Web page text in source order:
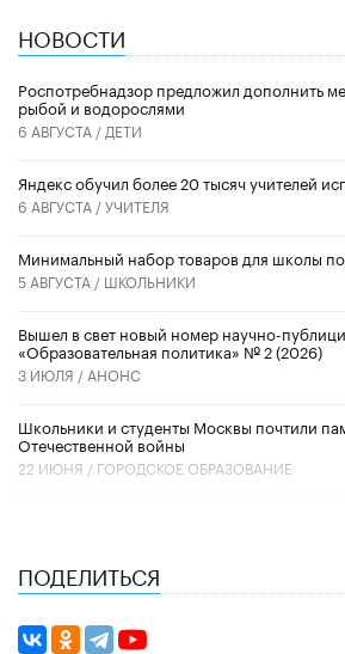
НОВОСТИ
Роспотребнадзор предложил дополнить
рыбой и водорослями
6 АВГУСТА / ДЕТИ
​Яндекс обучил более 20 тысяч учителей
6 АВГУСТА /УЧИТЕЛЯ
Минимальный набор товаров для школы
5 АВГУСТА / ШКОЛЬНИКИ
Вышел в свет новый номер научно-
«Образовательная политика» № 2 (2026)
3 ИЮЛЯ / АНОНС
Школьники и студенты Москвы почтили
Отечественной войны
22 ИЮНЯ / ГОРОДСКОЕ ОБРАЗОВАНИЕ
ПОДЕЛИТЬСЯ